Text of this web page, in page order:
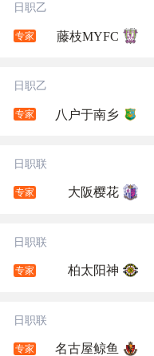
日职乙
专家 藤枝MYFC
日职乙
专家 八户于南乡
日职联
专家 大阪樱花
日职联
专家 柏太阳神
日职联
专家 名古屋鲸鱼